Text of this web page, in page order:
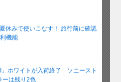
休みで使いこなす！ 旅行前に確認
機能
」ホワイトが入荷終了 ソニースト
ーは残り2色